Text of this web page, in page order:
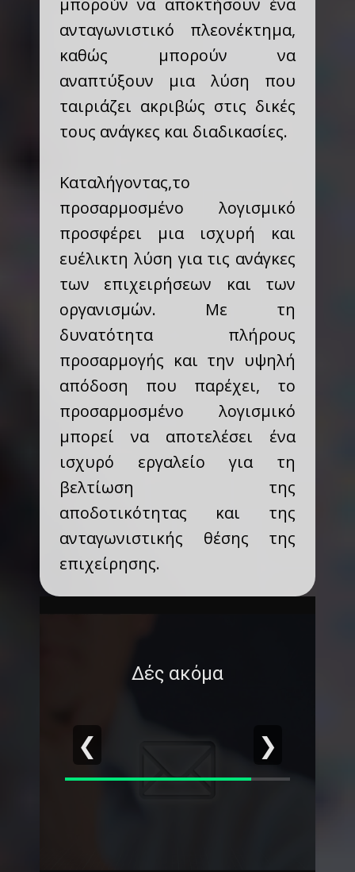
μπορούν να αποκτήσουν ένα
ανταγωνιστικό πλεονέκτημα,
καθώς μπορούν να
αναπτύξουν μια λύση που
ταιριάζει ακριβώς στις δικές
τους ανάγκες και διαδικασίες.
Καταλήγοντας,το
προσαρμοσμένο λογισμικό
προσφέρει μια ισχυρή και
ευέλικτη λύση για τις ανάγκες
των επιχειρήσεων και των
οργανισμών. Με τη
δυνατότητα πλήρους
προσαρμογής και την υψηλή
απόδοση που παρέχει, το
προσαρμοσμένο λογισμικό
μπορεί να αποτελέσει ένα
ισχυρό εργαλείο για τη
βελτίωση της
αποδοτικότητας και της
ανταγωνιστικής θέσης της
επιχείρησης.
Δές ακόμα
❮ ❯